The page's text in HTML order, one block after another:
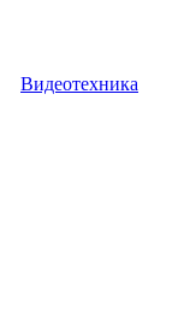
Видеотехника